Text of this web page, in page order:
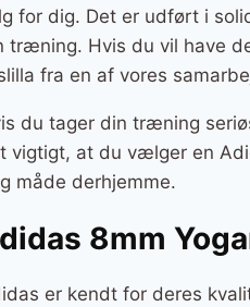
for dig. Det er udført i
træning. Hvis du vil have
fra en af vores
du tager din træning
vigtigt, at du vælger en
måde derhjemme.
8mm
er kendt for deres